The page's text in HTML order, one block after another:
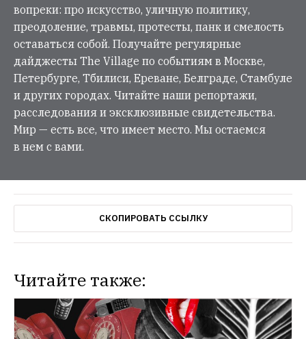
вопреки: про искусство, уличную политику,
преодоление, травмы, протесты, панк и смелость
оставаться собой. Получайте регулярные
дайджесты The Village по событиям в Москве,
Петербурге, Тбилиси, Ереване, Белграде, Стамбуле
и других городах. Читайте наши репортажи,
расследования и эксклюзивные свидетельства.
Мир — есть все, что имеет место. Мы остаемся
в нем с вами.
СКОПИРОВАТЬ ССЫЛКУ
Читайте также: